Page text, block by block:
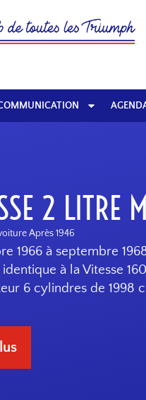
2 LITRE
Après 1946
1966 à septembre
identique à la Vitesse
6 cylindres de 1998